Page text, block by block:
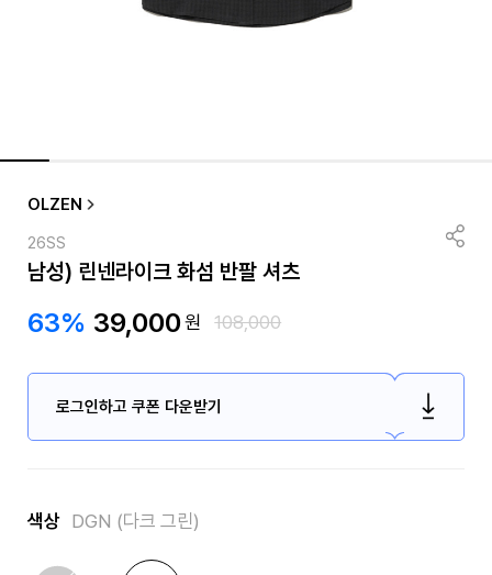
OLZEN
26SS
남성) 린넨라이크 화섬 반팔 셔츠
63% 39,000원 108,000
로그인하고 쿠폰 다운받기
색상 DGN (다크 그린)